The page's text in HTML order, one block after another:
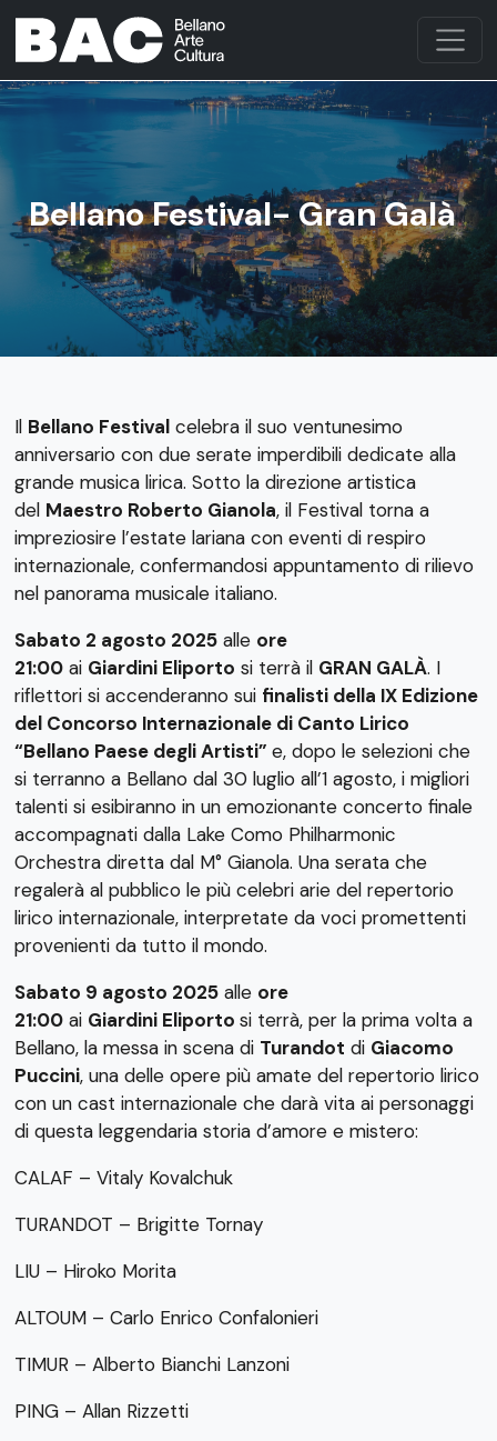
Bellano Festival- Gran Galà
Il Bellano Festivalcelebra il suo ventunesimo
anniversario con due serate imperdibili dedicate alla
grande musica lirica. Sotto la direzione artistica
del Maestro Roberto Gianola, il Festival torna a
impreziosire l’estate lariana con eventi di respiro
internazionale, confermandosi appuntamento di rilievo
nel panorama musicale italiano.
Sabato 2 agosto 2025alle ore
21:00ai Giardini Eliporto si terrà il GRAN GALÀ. I
riflettori si accenderanno sui finalisti della IX Edizione
del Concorso Internazionale di Canto Lirico
“Bellano Paese degli Artisti” e, dopo le selezioni che
si terranno a Bellano dal 30 luglio all’1 agosto, i migliori
talenti si esibiranno in un emozionante concerto finale
accompagnati dalla Lake Como Philharmonic
Orchestra diretta dal M° Gianola. Una serata che
regalerà al pubblico le più celebri arie del repertorio
lirico internazionale, interpretate da voci promettenti
provenienti da tutto il mondo.
Sabato 9 agosto 2025alle ore
21:00ai Giardini Eliporto si terrà, per la prima volta a
Bellano, la messa in scena di Turandot di Giacomo
Puccini, una delle opere più amate del repertorio lirico
con un cast internazionale che darà vita ai personaggi
di questa leggendaria storia d’amore e mistero:
CALAF – Vitaly Kovalchuk
TURANDOT – Brigitte Tornay
LIU – Hiroko Morita
ALTOUM – Carlo Enrico Confalonieri
TIMUR – Alberto Bianchi Lanzoni
PING – Allan Rizzetti